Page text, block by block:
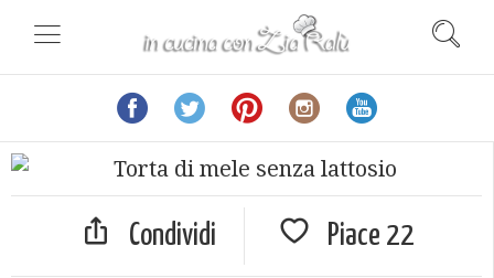
Condividi Piace 22